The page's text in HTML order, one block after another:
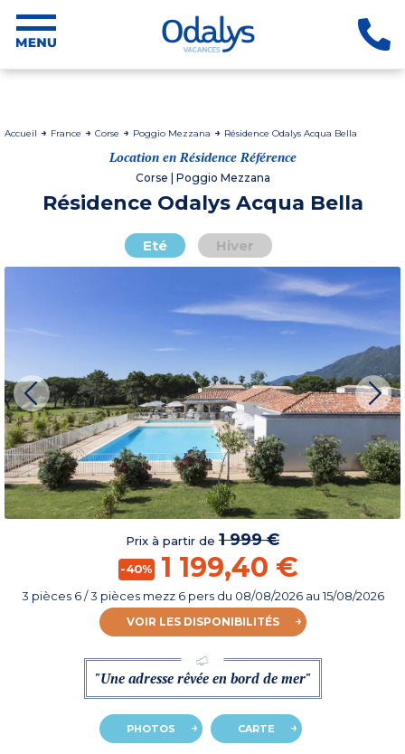
Accueil France Corse Poggio Mezzana Résidence Odalys Acqua Bella
Location en Résidence Référence
Corse | Poggio Mezzana
Résidence Odalys Acqua Bella
Eté Hiver
Prix à partir de 1 999 €
-40% 1 199,40 €
3 pièces 6 / 3 pièces mezz 6 pers du 08/08/2026au 15/08/2026
VOIR LES DISPONIBILITÉS
"Une adresse rêvée en bord de mer"
PHOTOS CARTE